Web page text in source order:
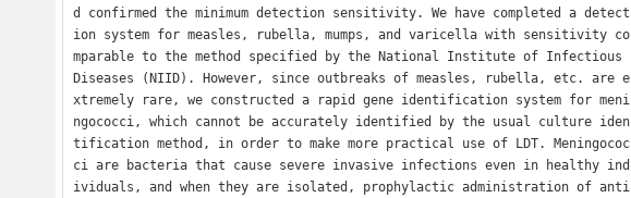
d confirmed the minimum detection sensitivity. We have completed a detect
ion system for measles, rubella, mumps, and varicella with sensitivity co
mparable to the method specified by the National Institute of Infectious
Diseases (NIID). However, since outbreaks of measles, rubella, etc. are e
xtremely rare, we constructed a rapid gene identification system for meni
ngococci, which cannot be accurately identified by the usual culture iden
tification method, in order to make more practical use of LDT. Meningococ
ci are bacteria that cause severe invasive infections even in healthy ind
ividuals, and when they are isolated, prophylactic administration of anti